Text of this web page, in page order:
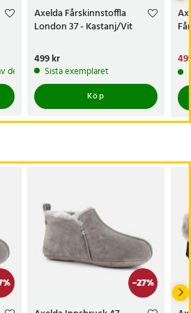
krage
denna produkt
Axelda Fårskinnstoffla
London 37 - Kastanj/Vit
Pris:499 kr
499 kr
Sista exemplaret
Köp
% -27%